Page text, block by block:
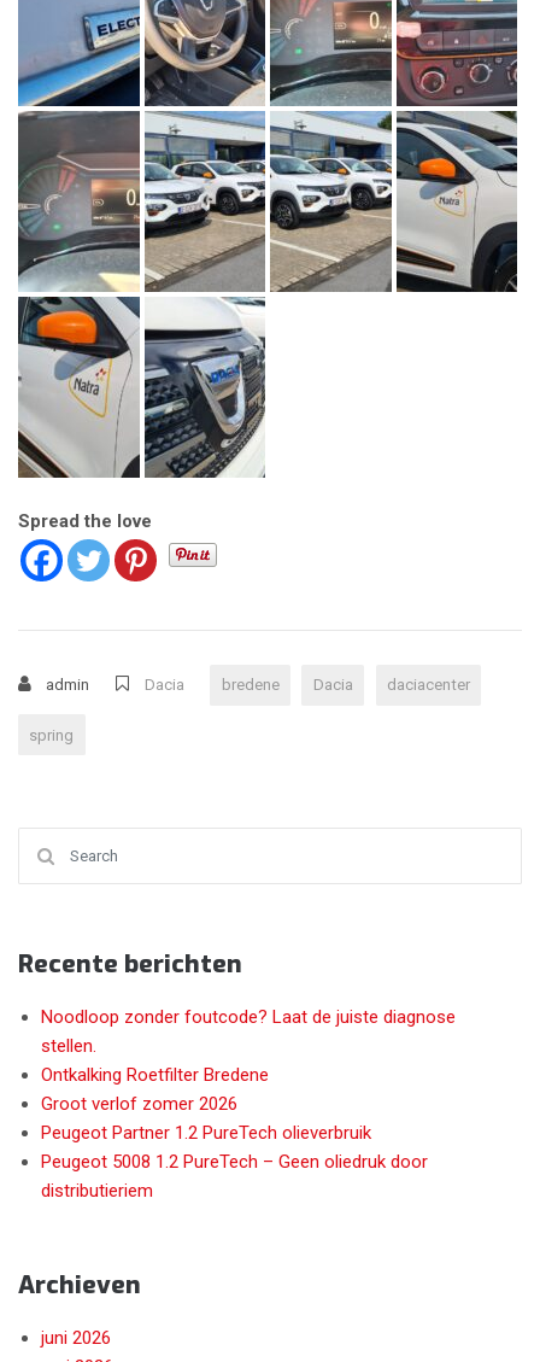
Spread the love
admin Dacia bredene Dacia daciacenter
spring
Recente berichten
Noodloop zonder foutcode? Laat de juiste diagnose
stellen.
Ontkalking Roetfilter Bredene
Groot verlof zomer 2026
Peugeot Partner 1.2 PureTech olieverbruik
Peugeot 5008 1.2 PureTech – Geen oliedruk door
distributieriem
Archieven
juni 2026